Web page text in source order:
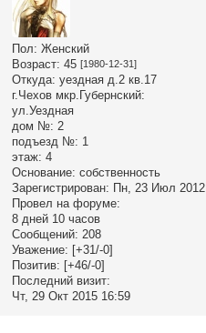
Пол: Женский
Возраст: 45 [1980-12-31]
Откуда: уездная д.2 кв.17
г.Чехов мкр.Губернский:
ул.Уездная
дом №: 2
подъезд №: 1
этаж: 4
Основание: собственность
Зарегистрирован: Пн, 23 Июл 2012
Провел на форуме:
8 дней 10 часов
Сообщений: 208
Уважение: [+31/-0]
Позитив: [+46/-0]
Последний визит:
Чт, 29 Окт 2015 16:59